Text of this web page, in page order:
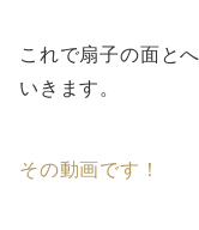
これで扇子の面と
いきます。
その動画です！